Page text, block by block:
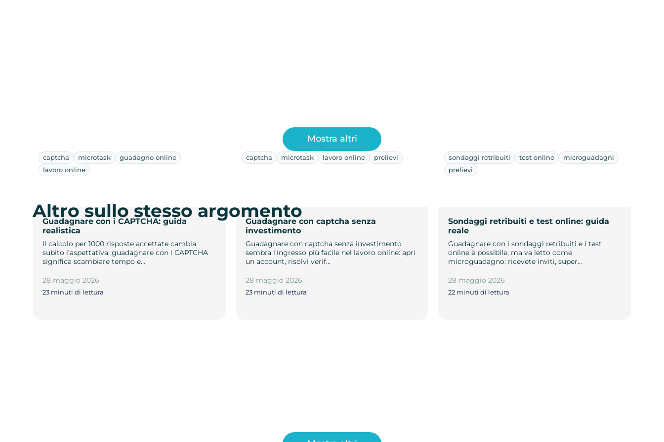
captcha microtask
guadagno online
lavoro online
Guadagnare con i CAPTCHA: guida
realistica
Il calcolo per 1000 risposte accettate cambia
subito l’aspettativa: guadagnare con i CAPTCHA
significa scambiare tempo e…
28 maggio 2026
23 minuti di lettura
captcha microtask lavoro online prelievi
Guadagnare con captcha senza
investimento
Guadagnare con captcha senza investimento
sembra l'ingresso più facile nel lavoro online: apri
un account, risolvi verif…
28 maggio 2026
23 minuti di lettura
sondaggi retribuiti test online
microguadagni
prelievi
Sondaggi retribuiti e test online: guida
reale
Guadagnare con i sondaggi retribuiti e i test
online è possibile, ma va letto come
microguadagno: ricevete inviti, super…
28 maggio 2026
22 minuti di lettura
Mostra altri
Altro sullo stesso argomento